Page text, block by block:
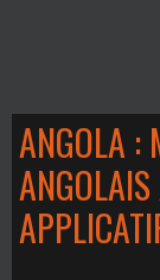
ANGOLA :